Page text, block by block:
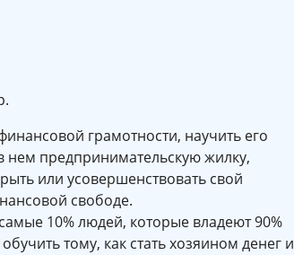
грамотности, научить его
нем предпринимательскую жилку,
или усовершенствовать свой
свободе.
10% людей, которые владеют 90%
тому, как стать хозяином денег и